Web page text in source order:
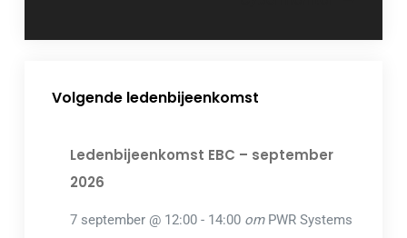
Volgende ledenbijeenkomst
Ledenbijeenkomst EBC – september
2026
7 september @ 12:00- 14:00om PWR Systems